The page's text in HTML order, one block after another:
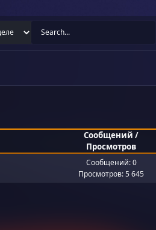
Сообщений /
Просмотров
Сообщений: 0
Просмотров: 5 645